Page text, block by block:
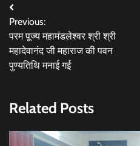
Post
navigation
Previous:
परम पूज्य महामंडलेश्वर श्री श्री
महादेवानंद जी महाराज की पवन
पुण्यतिथि मनाई गई
Related Posts